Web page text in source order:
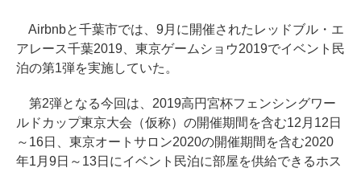
Airbnbと千葉市では、9月に開催されたレッドブル・エ
アレース千葉2019、東京ゲームショウ2019でイベント民
泊の第1弾を実施していた。
第2弾となる今回は、2019高円宮杯フェンシングワー
ルドカップ東京大会（仮称）の開催期間を含む12月12日
～16日、東京オートサロン2020の開催期間を含む2020
年1月9日～13日にイベント民泊に部屋を供給できるホス